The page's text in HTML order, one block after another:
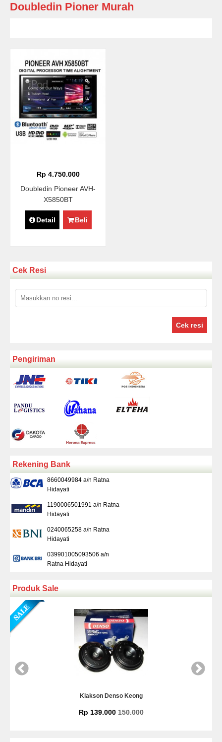
Doubledin Pioner Murah
Rp 4.750.000
Doubledin Pioneer AVH-
X5850BT
Detail Beli
Cek Resi
Cek resi
Pengiriman
Rekening Bank
8660049984 a/n Ratna
Hidayati
1190006501991 a/n Ratna
Hidayati
0240065258 a/n Ratna
Hidayati
039901005093506 a/n
Ratna Hidayati
Produk Sale
Klakson Denso Keong
150.000